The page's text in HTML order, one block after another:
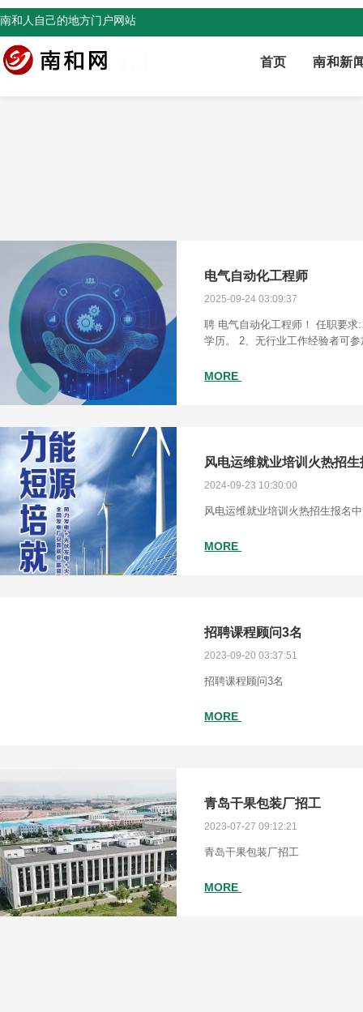
南和人自己的地方门户网站
首页 南和新
电气自动化工程师
2025-09-24 03:09:37
聘 电气自动化工程师！ 任职要求
学历。 2、无行业工作经验者可
MORE
风电运维就业培训火热招
2024-09-23 10:30:00
风电运维就业培训火热招生报名中
MORE
招聘课程顾问3名
2023-09-20 03:37:51
招聘课程顾问3名
MORE
青岛干果包装厂招工
2023-07-27 09:12:21
青岛干果包装厂招工
MORE